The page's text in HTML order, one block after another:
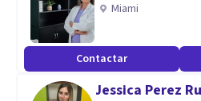
Miami
Contactar
Jessica Perez